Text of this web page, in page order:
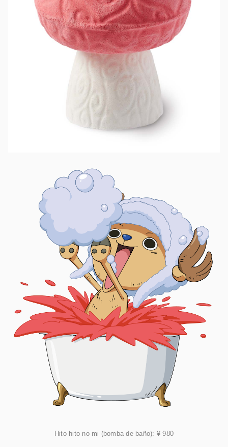
Hito hito no mi (bomba de baño): ¥ 980